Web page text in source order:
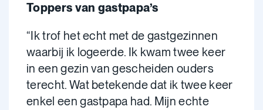
Toppers van gastpapa’s
“Ik trof het echt met de gastgezinnen
waarbij ik logeerde. Ik kwam twee keer
in een gezin van gescheiden ouders
terecht. Wat betekende dat ik twee keer
enkel een gastpapa had. Mijn echte